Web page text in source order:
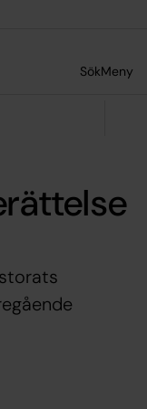
SökMeny